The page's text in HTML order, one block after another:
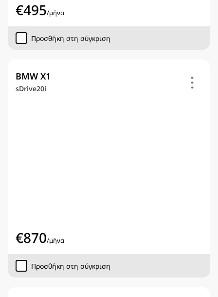
€495/μήνα
Προσθήκη στη σύγκριση
BMW X1
sDrive20i
€870/μήνα
Προσθήκη στη σύγκριση